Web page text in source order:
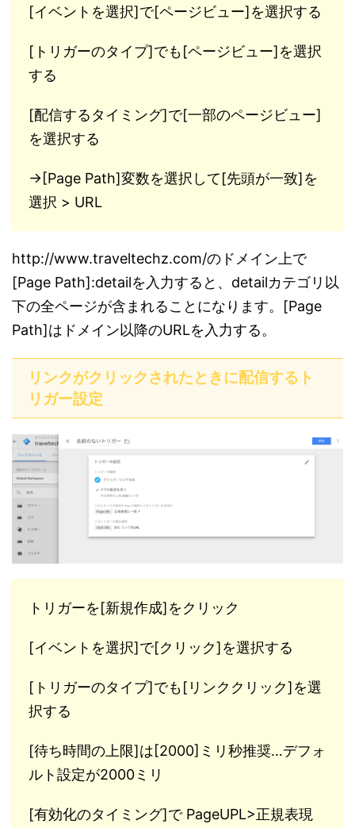
[イベントを選択]で[ページビュー]を選択する
[トリガーのタイプ]でも[ページビュー]を選択
する
[配信するタイミング]で[一部のページビュー]
を選択する
→[Page Path]変数を選択して[先頭が一致]を
選択 > URL
http://www.traveltechz.com/のドメイン上で
[Page Path]:detailを入力すると、detailカテゴリ以
下の全ページが含まれることになります。[Page
Path]はドメイン以降のURLを入力する。
リンクがクリックされたときに配信するト
リガー設定
トリガーを[新規作成]をクリック
[イベントを選択]で[クリック]を選択する
[トリガーのタイプ]でも[リンククリック]を選
択する
[待ち時間の上限]は[2000]ミリ秒推奨…デフォ
ルト設定が2000ミリ
[有効化のタイミング]で PageUPL>正規表現